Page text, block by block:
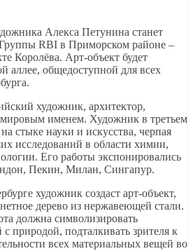
Алекса Петунина станет
RBI в Приморском районе –
Королёва. Арт-объект будет
аллее, общедоступной для всех
художник, архитектор,
мировым именем. Художник в третьем
стыке науки и искусства, черпая
исследований в области химии,
Его работы экспонировались
Пекин, Милан, Сингапур.
художник создаст арт-объект,
дерево из нержавеющей стали.
должна символизировать
с природой, подталкивать зрителя к
всех материальных вещей во